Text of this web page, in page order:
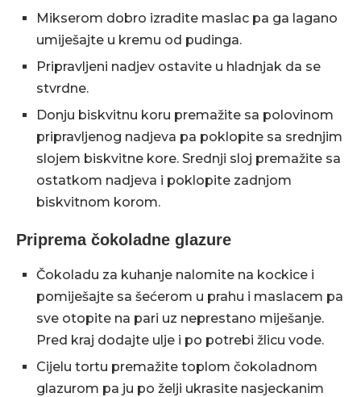
Mikserom dobro izradite maslac pa ga lagano
umiješajte u kremu od pudinga.
Pripravljeni nadjev ostavite u hladnjak da se
stvrdne.
Donju biskvitnu koru premažite sa polovinom
pripravljenog nadjeva pa poklopite sa srednjim
slojem biskvitne kore. Srednji sloj premažite sa
ostatkom nadjeva i poklopite zadnjom
biskvitnom korom.
Priprema čokoladne glazure
Čokoladu za kuhanje nalomite na kockice i
pomiješajte sa šećerom u prahu i maslacem pa
sve otopite na pari uz neprestano miješanje.
Pred kraj dodajte ulje i po potrebi žlicu vode.
Cijelu tortu premažite toplom čokoladnom
glazurom pa ju po želji ukrasite nasjeckanim